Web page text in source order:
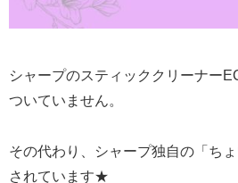
シャープのスティッククリーナー
ついていません。
その代わり、シャープ独自の「ち
されています★